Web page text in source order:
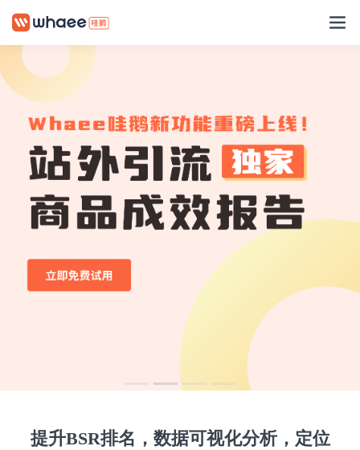
提升BSR排名，数据可视化分析，定位